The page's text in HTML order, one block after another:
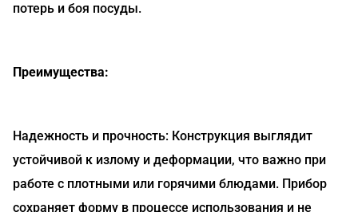
потерь и боя посуды.
Преимущества:
Надежность и прочность: Конструкция выглядит
устойчивой к излому и деформации, что важно при
работе с плотными или горячими блюдами. Прибор
сохраняет форму в процессе использования и не